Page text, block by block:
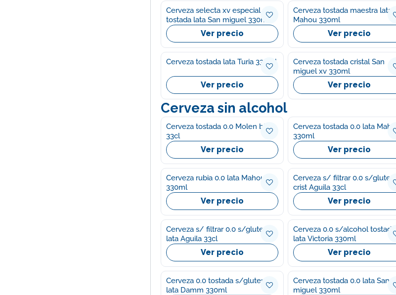
Cerveza selecta xv especial
tostada lata San miguel 330ml
Ver precio
Cerveza tostada maestra lata
Mahou 330ml
Ver precio
Cerveza tostada lata Turia 330ml
Ver precio
Cerveza tostada cristal San
miguel xv 330ml
Ver precio
Cerveza sin alcohol
Cerveza tostada 0.0 Molen bier
33cl
Ver precio
Cerveza tostada 0.0 lata Mahou
330ml
Ver precio
Cerveza rubia 0.0 lata Mahou
330ml
Ver precio
Cerveza s/ filtrar 0.0 s/gluten
crist Aguila 33cl
Ver precio
Cerveza s/ filtrar 0.0 s/gluten
lata Aguila 33cl
Ver precio
Cerveza 0.0 s/alcohol tostada
lata Victoria 330ml
Ver precio
Cerveza 0.0 tostada s/gluten
lata Damm 330ml
Cerveza tostada 0.0 lata San
miguel 330ml